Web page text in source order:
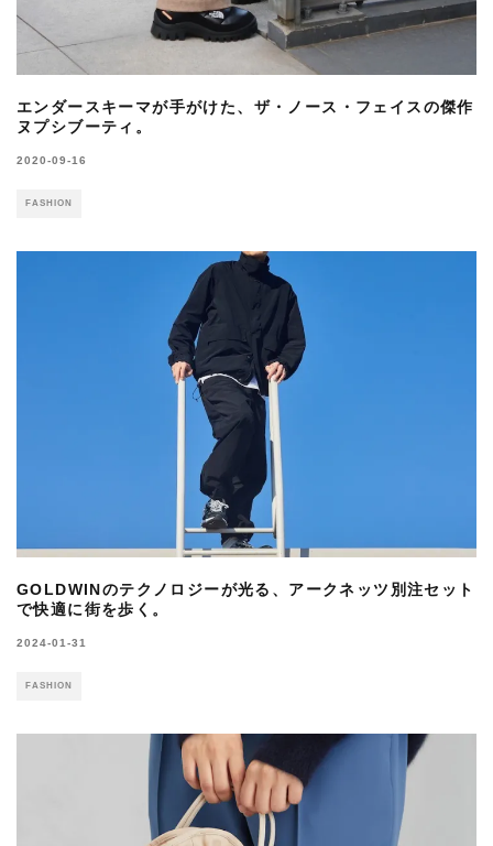
エンダースキーマが手がけた、ザ・ノース・フェイスの傑作
ヌプシブーティ。
2020-09-16
FASHION
GOLDWINのテクノロジーが光る、アークネッツ別注セット
で快適に街を歩く。
2024-01-31
FASHION